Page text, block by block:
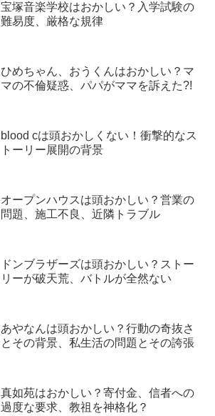
宝塚音楽学校はおかしい？入学試験の
難易度、厳格な規律
ひめちゃん、おうくんはおかしい？マ
マの不倫疑惑、パパがママを訴えた?!
blood cは頭おかしくない！衝撃的なス
トーリー展開の背景
オープンハウスは頭おかしい？営業の
問題、施工不良、近隣トラブル
ドンブラザーズは頭おかしい？ストー
リーが破天荒、バトルが全然ない
あやなんは頭おかしい？行動の奇抜さ
とその背景、私生活の問題とその誇張
真如苑はおかしい？寄付金、信者への
過度な要求、教祖を神格化？